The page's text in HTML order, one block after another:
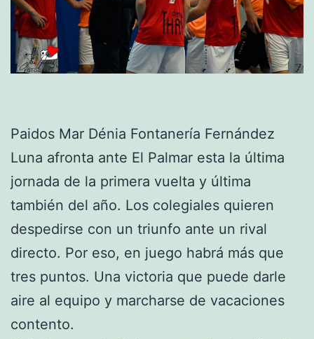
Paidos Mar Dénia Fontanería Fernández
Luna afronta ante El Palmar esta la última
jornada de la primera vuelta y última
también del año. Los colegiales quieren
despedirse con un triunfo ante un rival
directo. Por eso, en juego habrá más que
tres puntos. Una victoria que puede darle
aire al equipo y marcharse de vacaciones
contento.